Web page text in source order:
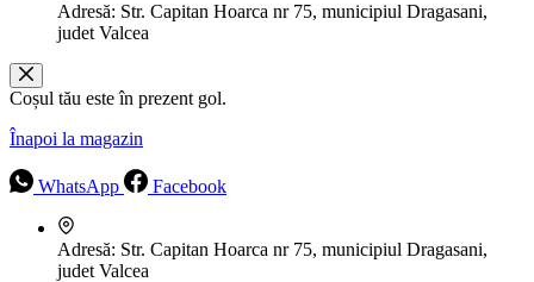
Adresă: Str. Capitan Hoarca nr 75, municipiul Dragasani,
judet Valcea
Coșul tău este în prezent gol.
Înapoi la magazin
WhatsApp Facebook
Adresă: Str. Capitan Hoarca nr 75, municipiul Dragasani,
judet Valcea